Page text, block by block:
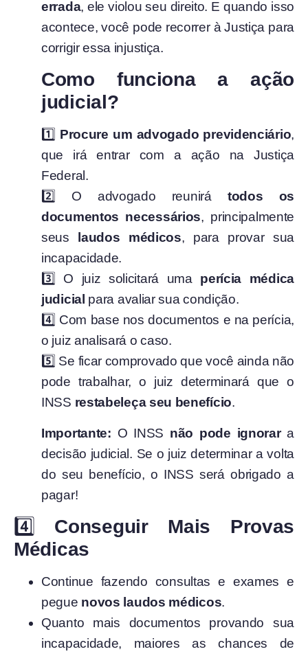
errada, ele violou seu direito. E quando isso
acontece, você pode recorrer à Justiça para
corrigir essa injustiça.
Como funciona a ação
judicial?
1️⃣ Procure um advogado previdenciário,
que irá entrar com a ação na Justiça
Federal.
2️⃣ O advogado reunirá todos os
documentos necessários, principalmente
seus
laudos médicos, para provar sua
incapacidade.
3️⃣ O juiz solicitará uma perícia médica
judicial para avaliar sua condição.
4️⃣ Com base nos documentos e na perícia,
o juiz analisará o caso.
5️⃣ Se ficar comprovado que você ainda não
pode trabalhar, o juiz determinará que o
INSS restabeleça seu benefício.
Importante: O INSS não pode ignorara
decisão judicial. Se o juiz determinar a volta
do seu benefício, o INSS será obrigado a
pagar!
4️⃣ Conseguir Mais Provas
Médicas
Continue fazendo consultas e exames e
pegue novos laudos médicos.
Quanto mais documentos provando sua
incapacidade, maiores as chances de